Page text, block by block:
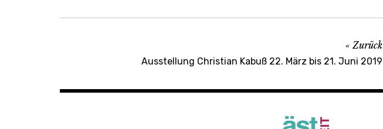
Navigation
Zurück
Ausstellung Christian Kabuß 22. März bis 21. Juni 2019